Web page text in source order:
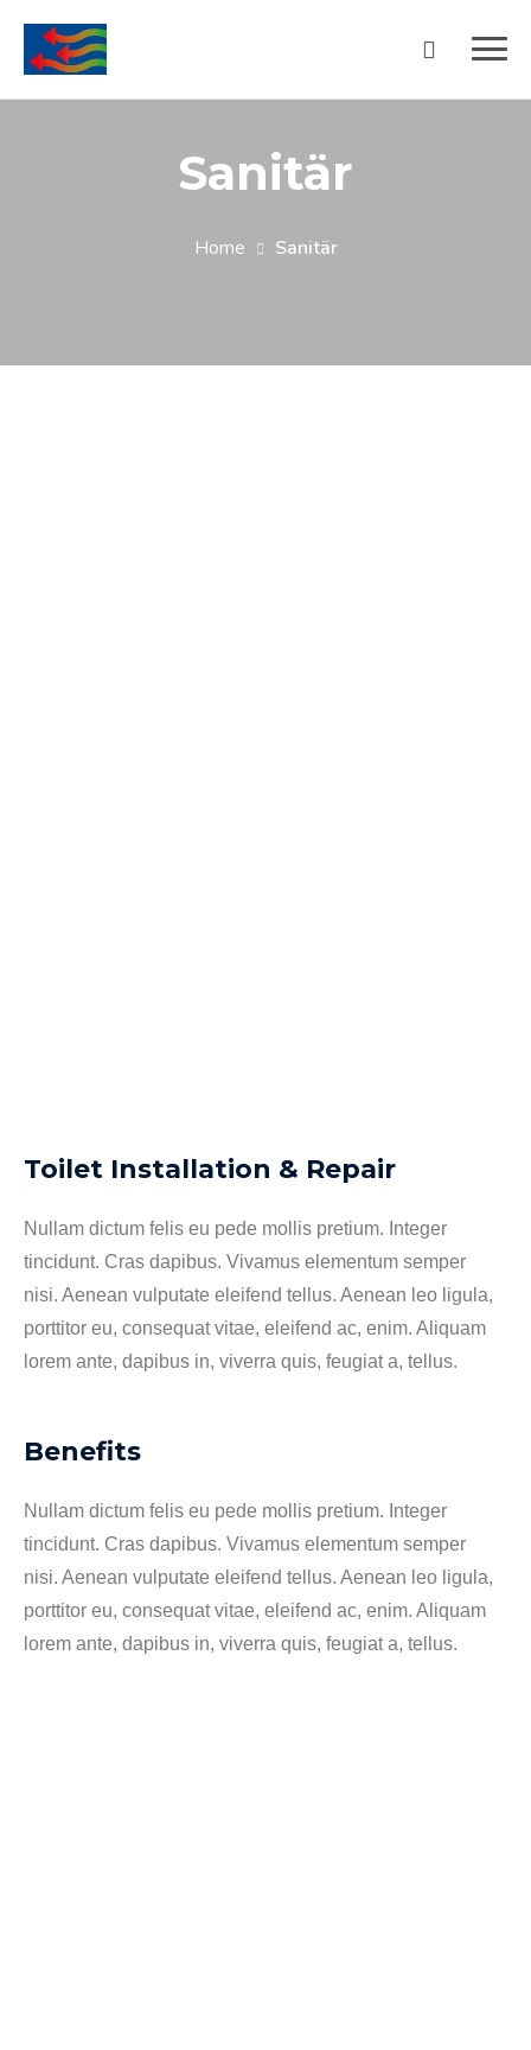
Sanitär
Home Sanitär
Toilet Installation & Repair
Nullam dictum felis eu pede mollis pretium. Integer
tincidunt. Cras dapibus. Vivamus elementum semper
nisi. Aenean vulputate eleifend tellus. Aenean leo ligula,
porttitor eu, consequat vitae, eleifend ac, enim. Aliquam
lorem ante, dapibus in, viverra quis, feugiat a, tellus.
Benefits
Nullam dictum felis eu pede mollis pretium. Integer
tincidunt. Cras dapibus. Vivamus elementum semper
nisi. Aenean vulputate eleifend tellus. Aenean leo ligula,
porttitor eu, consequat vitae, eleifend ac, enim. Aliquam
lorem ante, dapibus in, viverra quis, feugiat a, tellus.